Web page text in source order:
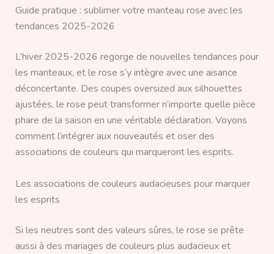
Guide pratique : sublimer votre manteau rose avec les
tendances 2025-2026
L’hiver 2025-2026 regorge de nouvelles tendances pour
les manteaux, et le rose s’y intègre avec une aisance
déconcertante. Des coupes oversized aux silhouettes
ajustées, le rose peut transformer n’importe quelle pièce
phare de la saison en une véritable déclaration. Voyons
comment l’intégrer aux nouveautés et oser des
associations de couleurs qui marqueront les esprits.
Les associations de couleurs audacieuses pour marquer
les esprits
Si les neutres sont des valeurs sûres, le rose se prête
aussi à des mariages de couleurs plus audacieux et